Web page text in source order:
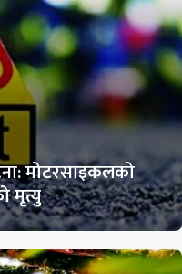
मोटरसाइकलको
मृत्यु